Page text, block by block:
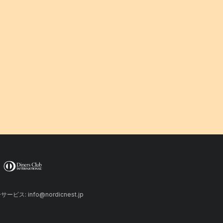
ービス: info@nordicnest.jp